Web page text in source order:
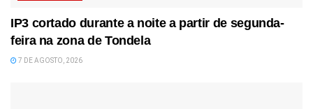
IP3 cortado durante a noite a partir de segunda-
feira na zona de Tondela
7 DE AGOSTO, 2026